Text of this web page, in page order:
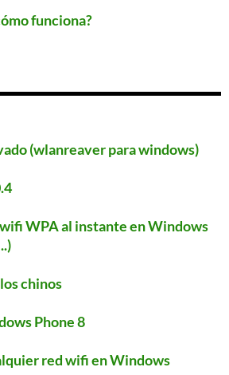
funciona?
(wlanreaver para windows)
WPA al instante en Windows
chinos
Phone 8
red wifi en Windows